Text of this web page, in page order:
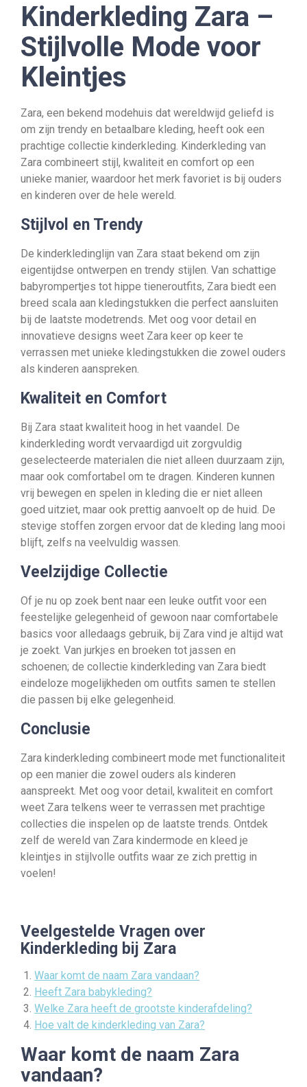
Kinderkleding Zara –
Stijlvolle Mode voor
Kleintjes
Zara, een bekend modehuis dat wereldwijd geliefd is
om zijn trendy en betaalbare kleding, heeft ook een
prachtige collectie kinderkleding. Kinderkleding van
Zara combineert stijl, kwaliteit en comfort op een
unieke manier, waardoor het merk favoriet is bij ouders
en kinderen over de hele wereld.
Stijlvol en Trendy
De kinderkledinglijn van Zara staat bekend om zijn
eigentijdse ontwerpen en trendy stijlen. Van schattige
babyrompertjes tot hippe tieneroutfits, Zara biedt een
breed scala aan kledingstukken die perfect aansluiten
bij de laatste modetrends. Met oog voor detail en
innovatieve designs weet Zara keer op keer te
verrassen met unieke kledingstukken die zowel ouders
als kinderen aanspreken.
Kwaliteit en Comfort
Bij Zara staat kwaliteit hoog in het vaandel. De
kinderkleding wordt vervaardigd uit zorgvuldig
geselecteerde materialen die niet alleen duurzaam zijn,
maar ook comfortabel om te dragen. Kinderen kunnen
vrij bewegen en spelen in kleding die er niet alleen
goed uitziet, maar ook prettig aanvoelt op de huid. De
stevige stoffen zorgen ervoor dat de kleding lang mooi
blijft, zelfs na veelvuldig wassen.
Veelzijdige Collectie
Of je nu op zoek bent naar een leuke outfit voor een
feestelijke gelegenheid of gewoon naar comfortabele
basics voor alledaags gebruik, bij Zara vind je altijd wat
je zoekt. Van jurkjes en broeken tot jassen en
schoenen; de collectie kinderkleding van Zara biedt
eindeloze mogelijkheden om outfits samen te stellen
die passen bij elke gelegenheid.
Conclusie
Zara kinderkleding combineert mode met functionaliteit
op een manier die zowel ouders als kinderen
aanspreekt. Met oog voor detail, kwaliteit en comfort
weet Zara telkens weer te verrassen met prachtige
collecties die inspelen op de laatste trends. Ontdek
zelf de wereld van Zara kindermode en kleed je
kleintjes in stijlvolle outfits waar ze zich prettig in
voelen!
Veelgestelde Vragen over
Kinderkleding bij Zara
Waar komt de naam Zara vandaan?
Heeft Zara babykleding?
Welke Zara heeft de grootste kinderafdeling?
Hoe valt de kinderkleding van Zara?
Waar komt de naam Zara
vandaan?